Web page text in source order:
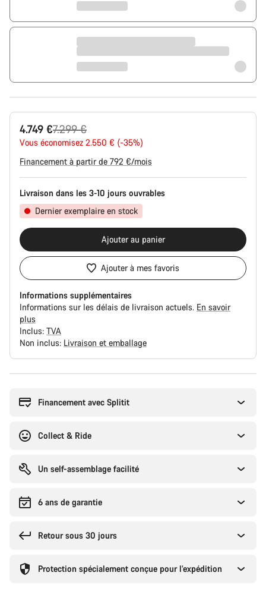
4.749 €
Prix
d’origine
7.299 €
Vous économisez 2.550 € (-35%)
Financement à partir de 792 €/mois
Livraison dans les 3-10 jours ouvrables
Dernier exemplaire en stock
Ajouter au panier
Ajouter à mes favoris
Informations supplémentaires
Informations sur les délais de livraison actuels. En savoir
plus
Inclus: TVA
Non inclus: Livraison et emballage
Financement avec Splitit
Collect & Ride
Un self-assemblage facilité
6 ans de garantie
Retour sous 30 jours
Protection spécialement conçue pour l’expédition